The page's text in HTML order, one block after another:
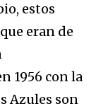
estos
eran de
1956 con la
Azules son